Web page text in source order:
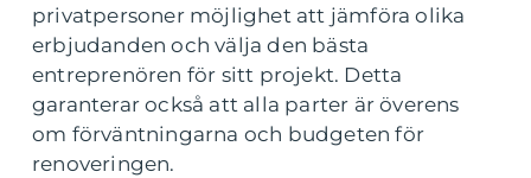
privatpersoner möjlighet att jämföra olika
erbjudanden och välja den bästa
entreprenören för sitt projekt. Detta
garanterar också att alla parter är överens
om förväntningarna och budgeten för
renoveringen.